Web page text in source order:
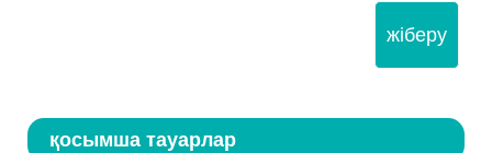
жіберу
қосымша тауарлар